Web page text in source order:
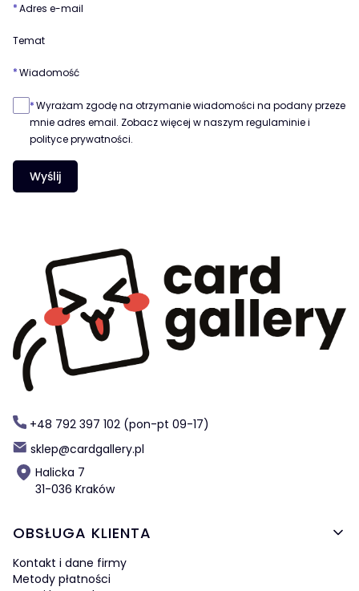
*Adres e-mail
Temat
*Wiadomość
*Wyrażam zgodę na otrzymanie wiadomości na podany przeze
mnie adres email. Zobacz więcej w naszym regulaminie i
polityce prywatności.
Wyślij
+48 792 397 102 (pon-pt 09-17)
sklep@cardgallery.pl
Halicka 7
31-036 Kraków
Linki w stopce
OBSŁUGA KLIENTA
Kontakt i dane firmy
Metody płatności